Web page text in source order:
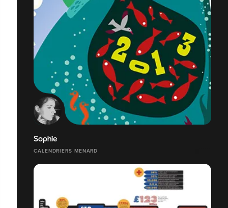
Sophie
CALENDRIERS MENARD